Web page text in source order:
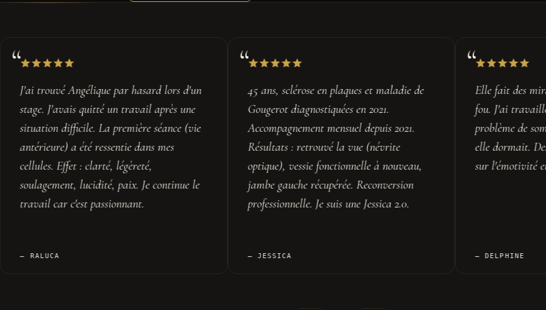
45 ans, sclérose en plaques et maladie de
Gougerot diagnostiquées en 2021.
Accompagnement mensuel depuis 2021.
Résultats : retrouvé la vue (névrite
optique), vessie fonctionnelle à nouveau,
jambe gauche récupérée. Reconversion
professionnelle. Je suis une Jessica 2.0.
JESSICA
Elle fait des miracles et surtout un bien
fou. J'ai travaillé sur ma fille qui avait un
problème de sommeil : dès le premier jour,
elle dormait. Des résultats spectaculaires
sur l'émotivité et le rapport à la mort.
DELPHINE
Dépression
participé à
coach en
professionnel.
MARIANNE